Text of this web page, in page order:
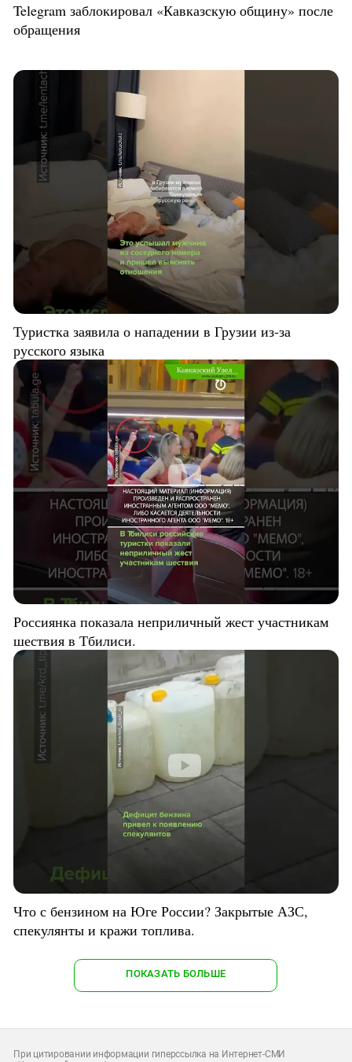
Telegram заблокировал «Кавказскую общину» после
обращения
Туристка заявила о нападении в Грузии из-за
русского языка
Россиянка показала неприличный жест участникам
шествия в Тбилиси.
Что с бензином на Юге России? Закрытые АЗС,
спекулянты и кражи топлива.
ПОКАЗАТЬ БОЛЬШЕ
При цитировании информации гиперссылка на Интернет-СМИ